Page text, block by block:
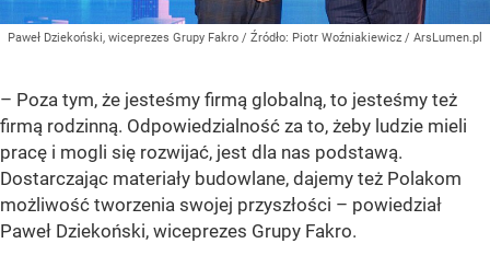
Paweł Dziekoński, wiceprezes Grupy Fakro / Źródło: Piotr Woźniakiewicz / ArsLumen.pl
– Poza tym, że jesteśmy firmą globalną, to jesteśmy też
firmą rodzinną. Odpowiedzialność za to, żeby ludzie mieli
pracę i mogli się rozwijać, jest dla nas podstawą.
Dostarczając materiały budowlane, dajemy też Polakom
możliwość tworzenia swojej przyszłości – powiedział
Paweł Dziekoński, wiceprezes Grupy Fakro.